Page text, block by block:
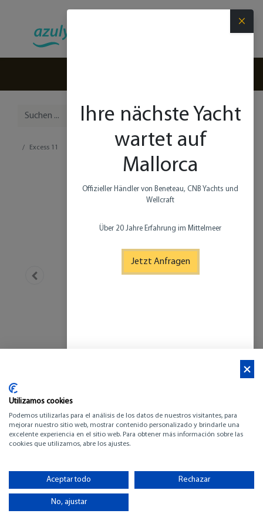
Excess 11
EXCESS 11
-
BESTANDSLISTE (pdf)
×
Ihre nächste Yacht
wartet auf
Mallorca
Offizieller Händler von Beneteau, CNB Yachts und
Wellcraft​
Über 20 Jahre Erfahrung im Mittelmeer
Jetzt Anfragen​
Utilizamos cookies
Podemos utilizarlas para el análisis de los datos de nuestros visitantes, para
mejorar nuestro sitio web, mostrar contenido personalizado y brindarle una
excelente experiencia en el sitio web. Para obtener más información sobre las
cookies que utilizamos, abre los ajustes.
Aceptar todo Rechazar
No, ajustar